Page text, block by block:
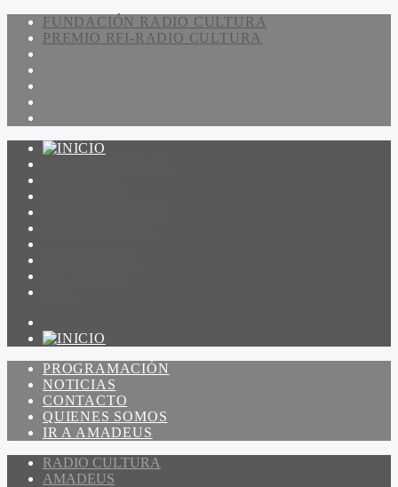
FUNDACIÓN RADIO CULTURA
PREMIO RFI-RADIO CULTURA
PROGRAMACIÓN
NOTICIAS
CONTACTO
QUIENES SOMOS
IR A AMADEUS
RADIO CULTURA
AMADEUS